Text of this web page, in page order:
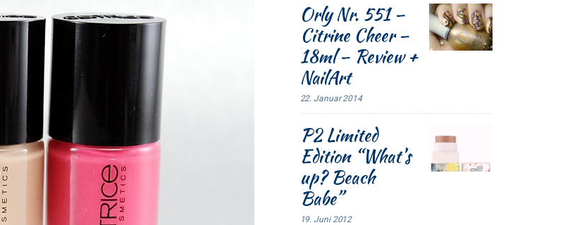
Orly Nr. 551 –
Citrine Cheer –
18ml – Review +
NailArt
22. Januar 2014
P2 Limited
Edition “What’s
up? Beach
Babe”
19. Juni 2012